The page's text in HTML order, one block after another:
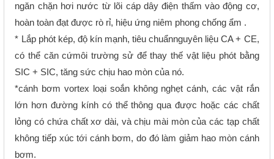
ngăn chặn hơi nước từ lõi cáp dây điện thấm vào động cơ,
hoàn toàn đạt được rò rỉ, hiệu ứng niêm phong chống ẩm .
* Lắp phót kép, độ kín mạnh, tiêu chuẩnnguyên liệu CA + CE,
có thể căn cứmôi trường sử để thay thế vật liệu phót bằng
SIC + SIC, tăng sức chịu hao mòn của nó.
*cánh bơm vortex loại soắn không nghẹt cánh, các vật rắn
lớn hơn đường kính có thể thông qua được hoặc các chất
lỏng có chứa chất xơ dài, và chịu mài mòn của các tạp chất
không tiếp xúc tới cánh bơm, do đó làm giảm hao mòn cánh
bơm.